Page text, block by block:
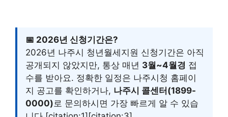
📅 2026년 신청기간은?
2026년 나주시 청년월세지원 신청기간은 아직
공개되지 않았지만, 통상 매년 3월~4월경 접
수를 받아요. 정확한 일정은 나주시청 홈페이
지 공고를 확인하거나, 나주시 콜센터(1899-
0000)로 문의하시면 가장 빠르게 알 수 있습